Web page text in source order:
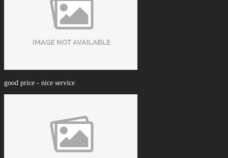
good price - nice service